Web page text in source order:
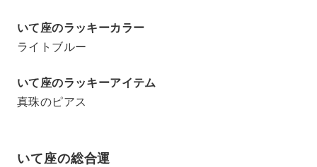
いて座のラッキーカラー
ライトブルー
いて座のラッキーアイテム
真珠のピアス
いて座の総合運